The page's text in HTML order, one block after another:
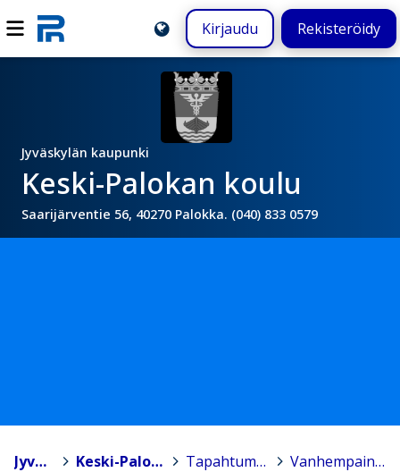
Kirjaudu Rekisteröidy
Jyväskylän kaupunki
Keski-Palokan koulu
Saarijärventie 56, 40270 Palokka. (040) 833 0579
Jyväskylä Keski-Palokan koulu Tapahtumakalenteri > Vanhempainviikko